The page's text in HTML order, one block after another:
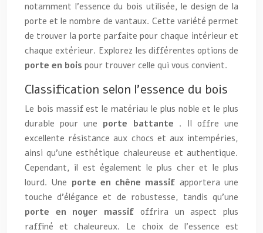
notamment l’essence du bois utilisée, le design de la
porte et le nombre de vantaux. Cette variété permet
de trouver la porte parfaite pour chaque intérieur et
chaque extérieur. Explorez les différentes options de
porte en bois pour trouver celle qui vous convient.
Classification selon l’essence du bois
Le bois massif est le matériau le plus noble et le plus
durable pour une porte battante . Il offre une
excellente résistance aux chocs et aux intempéries,
ainsi qu’une esthétique chaleureuse et authentique.
Cependant, il est également le plus cher et le plus
lourd. Une porte en chêne massif apportera une
touche d’élégance et de robustesse, tandis qu’une
porte en noyer massif offrira un aspect plus
raffiné et chaleureux. Le choix de l’essence est